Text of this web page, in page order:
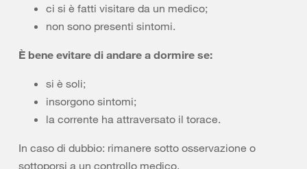
ci si è fatti visitare da un medico;
non sono presenti sintomi.
È bene evitare di andare a dormire se:
si è soli;
insorgono sintomi;
la corrente ha attraversato il torace.
In caso di dubbio: rimanere sotto osservazione o
sottoporsi a un controllo medico.